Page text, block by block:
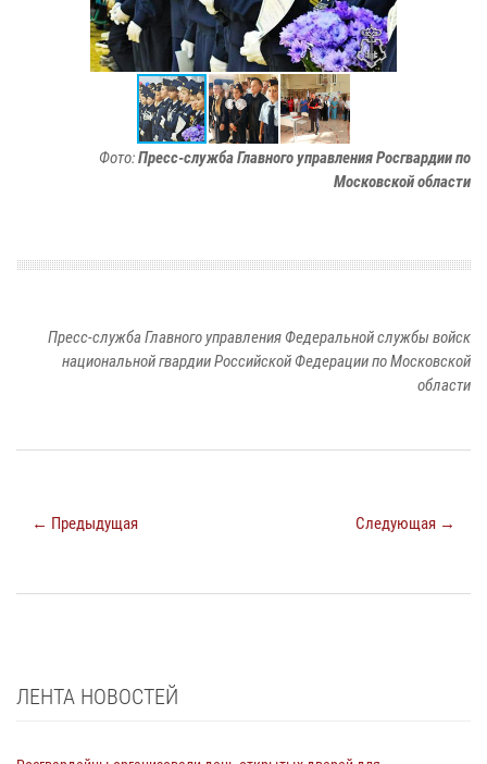
Фото:Пресс-служба Главного управления Росгвардии по
Московской области
Пресс-служба Главного управления Федеральной службы войск
национальной гвардии Российской Федерации по Московской
области
← Предыдущая Следующая →
ЛЕНТА НОВОСТЕЙ